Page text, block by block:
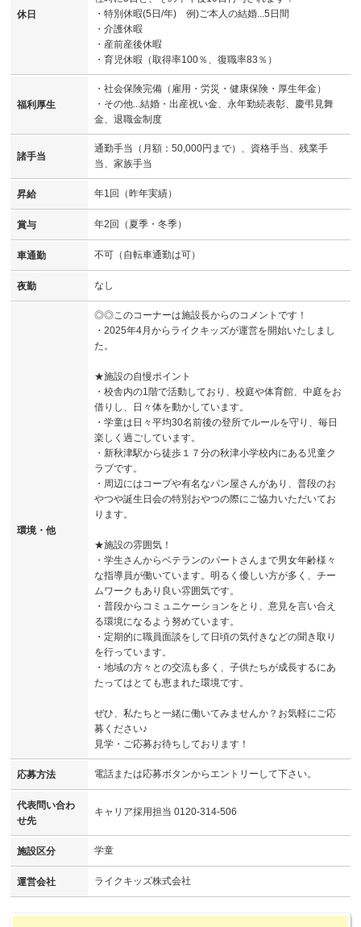
休日
・特別休暇(5日/年) 例)ご本人の結婚...5日間
・介護休暇
・産前産後休暇
・育児休暇（取得率100％、復職率83％）
福利厚生
・社会保険完備（雇用・労災・健康保険・厚生年金）
・その他...結婚・出産祝い金、永年勤続表彰、慶弔見舞
金、退職金制度
諸手当
通勤手当（月額：50,000円まで）、資格手当、残業手
当、家族手当
昇給 年1回（昨年実績）
賞与 年2回（夏季・冬季）
車通勤 不可（自転車通勤は可）
夜勤 なし
環境・他
◎◎このコーナーは施設長からのコメントです！
・2025年4月からライクキッズが運営を開始いたしまし
た。
★施設の自慢ポイント
・校舎内の1階で活動しており、校庭や体育館、中庭をお
借りし、日々体を動かしています。
・学童は日々平均30名前後の登所でルールを守り、毎日
楽しく過ごしています。
・新秋津駅から徒歩１７分の秋津小学校内にある児童ク
ラブです。
・周辺にはコープや有名なパン屋さんがあり、普段のお
やつや誕生日会の特別おやつの際にご協力いただいてお
ります。
★施設の雰囲気！
・学生さんからベテランのパートさんまで男女年齢様々
な指導員が働いています。明るく優しい方が多く、チー
ムワークもあり良い雰囲気です。
・普段からコミュニケーションをとり、意見を言い合え
る環境になるよう努めています。
・定期的に職員面談をして日頃の気付きなどの聞き取り
を行っています。
・地域の方々との交流も多く、子供たちが成長するにあ
たってはとても恵まれた環境です。
ぜひ、私たちと一緒に働いてみませんか？お気軽にご応
募ください♪
見学・ご応募お待ちしております！
応募方法 電話または応募ボタンからエントリーして下さい。
代表問い合わ
せ先
キャリア採用担当 0120-314-506
施設区分 学童
運営会社 ライクキッズ株式会社